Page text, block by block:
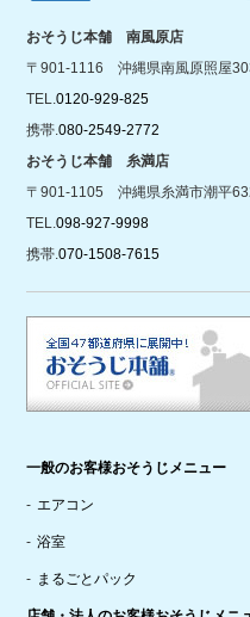
おそうじ本舗 南風原店
〒901-1116 沖縄県南風原照屋
TEL.0120-929-825
携帯.080-2549-2772
おそうじ本舗 糸満店
〒901-1105 沖縄県糸満市潮平
TEL.098-927-9998
携帯.070-1508-7615
一般のお客様おそうじメニュー
エアコン
浴室
まるごとパック